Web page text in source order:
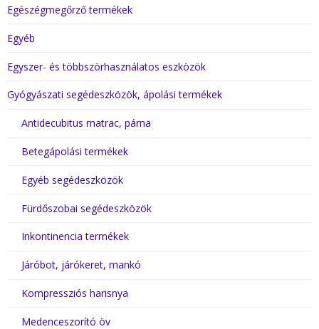
Egészégmegőrző termékek
Egyéb
Egyszer- és többszörhasználatos eszközök
Gyógyászati segédeszközök, ápolási termékek
Antidecubitus matrac, párna
Betegápolási termékek
Egyéb segédeszközök
Fürdőszobai segédeszközök
Inkontinencia termékek
Járóbot, járókeret, mankó
Kompressziós harisnya
Medenceszorító öv